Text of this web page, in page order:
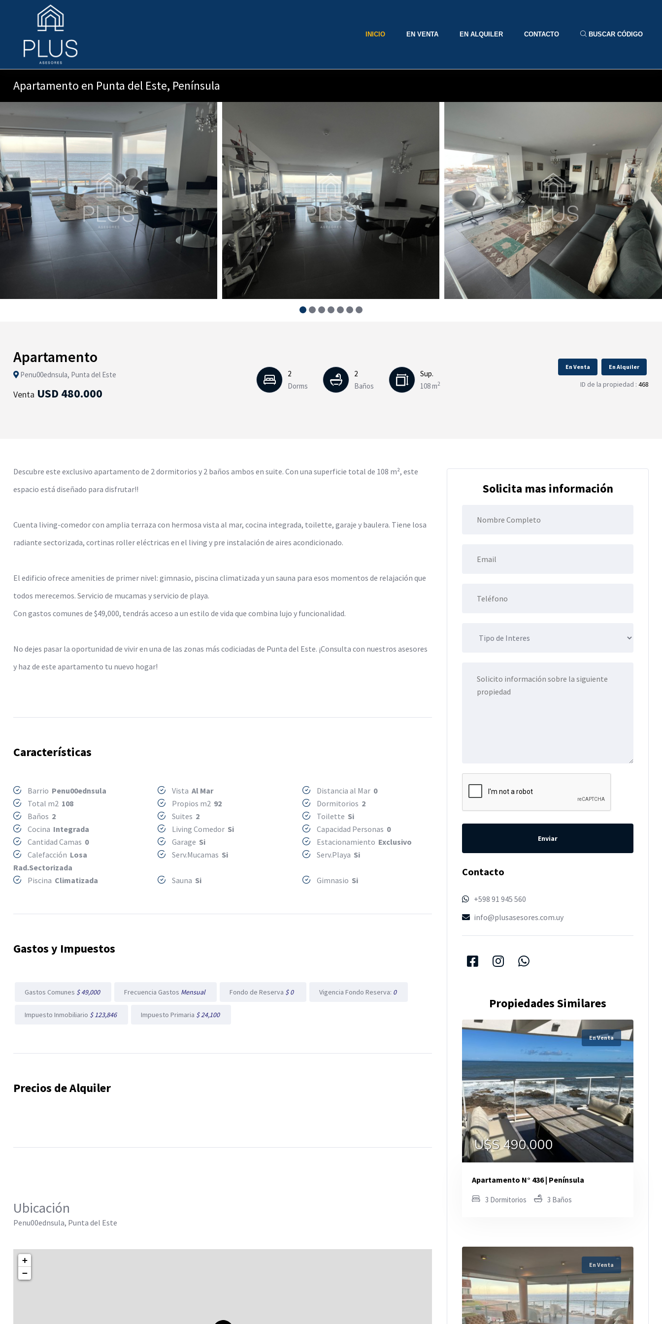
INICIO EN VENTA EN ALQUILER CONTACTO BUSCAR CÓDIGO
Apartamento en Punta del Este, Península
Apartamento
Penu00ednsula, Punta del Este
Venta USD 480.000
2
Dorms
2
Baños
Sup.
108 m2
En Venta En Alquiler
ID de la propiedad : 468
Descubre este exclusivo apartamento de 2 dormitorios y 2 baños ambos en suite. Con una superficie total de 108 m², este
espacio está diseñado para disfrutar!!
Cuenta living-comedor con amplia terraza con hermosa vista al mar, cocina integrada, toilette, garaje y baulera. Tiene losa
radiante sectorizada, cortinas roller eléctricas en el living y pre instalación de aires acondicionado.
El edificio ofrece amenities de primer nivel: gimnasio, piscina climatizada y un sauna para esos momentos de relajación que
todos merecemos. Servicio de mucamas y servicio de playa.
Con gastos comunes de $49,000, tendrás acceso a un estilo de vida que combina lujo y funcionalidad.
No dejes pasar la oportunidad de vivir en una de las zonas más codiciadas de Punta del Este. ¡Consulta con nuestros asesores
y haz de este apartamento tu nuevo hogar!
Características
Barrio Penu00ednsula VistaAl Mar Distancia al Mar 0
Total m2 108 Propios m2 92 Dormitorios 2
Baños 2 Suites 2 Toilette Si
Cocina Integrada Living Comedor Si Capacidad Personas 0
Cantidad Camas 0 Garage Si Estacionamiento Exclusivo
Calefacción Losa
Rad.Sectorizada
Serv.Mucamas Si Serv.Playa Si
Piscina Climatizada Sauna Si Gimnasio Si
Gastos y Impuestos
Gastos Comunes $ 49,000 Frecuencia Gastos Mensual Fondo de Reserva $ 0 Vigencia Fondo Reserva: 0
Impuesto Inmobiliario $ 123,846 Impuesto Primaria $ 24,100
Precios de Alquiler
Ubicación
Penu00ednsula, Punta del Este
+
−
Solicita mas información
Enviar
Contacto
+598 91 945 560
info@plusasesores.com.uy
Propiedades Similares
En Venta
U$S 490.000
Apartamento N° 436 | Península
3 Dormitorios 3 Baños
En Venta